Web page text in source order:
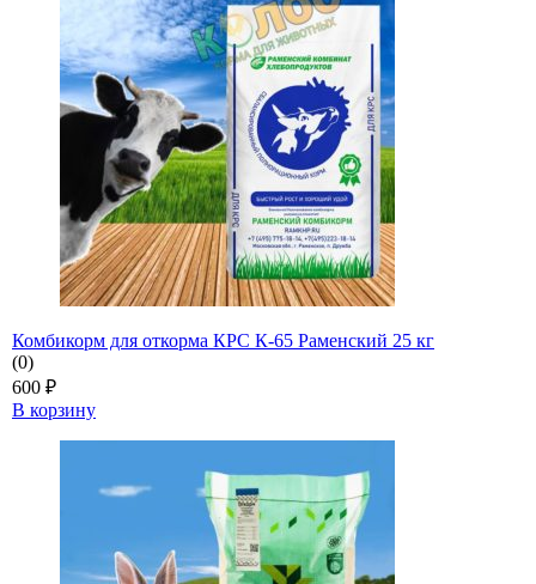
Комбикорм для откорма КРС К-65 Раменский 25 кг
(0)
600 ₽
В корзину